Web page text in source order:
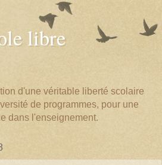
libre
d'une véritable liberté scolaire
de programmes, pour une
dans l'enseignement.